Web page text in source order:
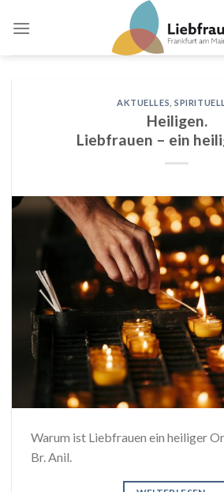
AKTUELLES ,
Heiligen.
Liebfrauen – ein
Warum ist Liebfrauen ein heiliger
Br. Anil.